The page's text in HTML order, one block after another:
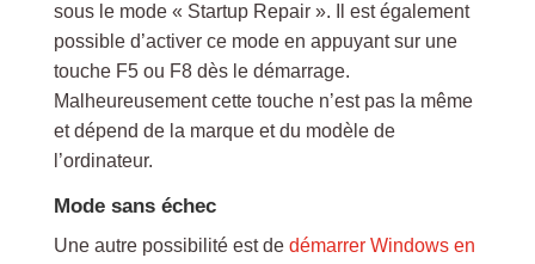
sous le mode « Startup Repair ». Il est également
possible d’activer ce mode en appuyant sur une
touche F5 ou F8 dès le démarrage.
Malheureusement cette touche n’est pas la même
et dépend de la marque et du modèle de
l’ordinateur.
Mode sans échec
Une autre possibilité est de démarrer Windows en